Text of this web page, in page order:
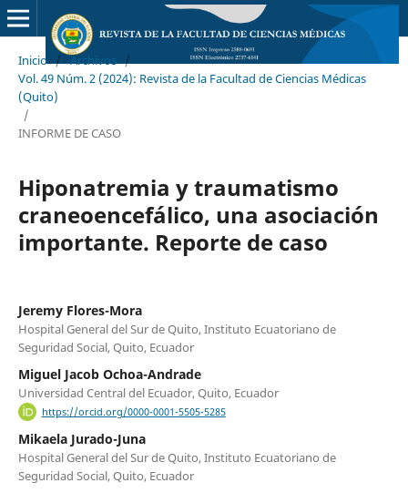
Inicio / Archivos /
Vol. 49 Núm. 2 (2024): Revista de la Facultad de Ciencias Médicas
(Quito)
/
INFORME DE CASO
Hiponatremia y traumatismo
craneoencefálico, una asociación
importante. Reporte de caso
Jeremy Flores-Mora
Hospital General del Sur de Quito, Instituto Ecuatoriano de
Seguridad Social, Quito, Ecuador
Miguel Jacob Ochoa-Andrade
Universidad Central del Ecuador, Quito, Ecuador
https://orcid.org/0000-0001-5505-5285
Mikaela Jurado-Juna
Hospital General del Sur de Quito, Instituto Ecuatoriano de
Seguridad Social, Quito, Ecuador